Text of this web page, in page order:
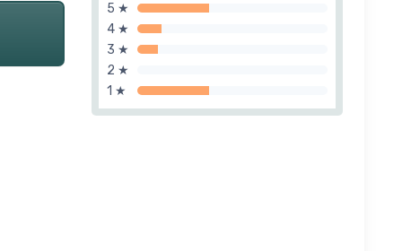
5 ★
4 ★
3 ★
2 ★
1 ★